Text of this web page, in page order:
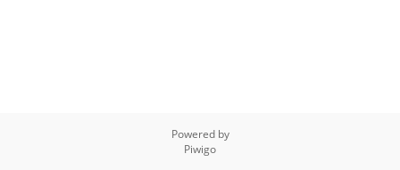
Powered by
Piwigo